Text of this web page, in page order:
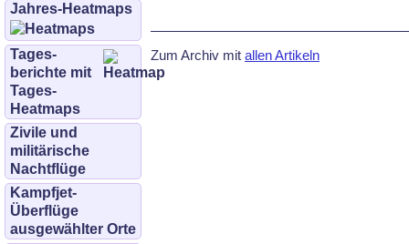
Jahres-Heatmaps
Tages­
berichte mit
Tages-
Heatmaps
Zivile und
militärische
Nachtflüge
Kampfjet-
Überflüge
ausgewählter Orte
Zum Archiv mit allen Artikeln